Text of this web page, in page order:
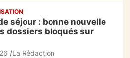
g
er
séjour : bonne nouvelle
dossiers bloqués sur
La Rédaction